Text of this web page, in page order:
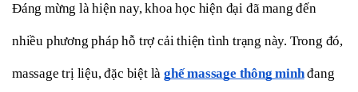
Đáng mừng là hiện nay, khoa học hiện đại đã mang đến
nhiều phương pháp hỗ trợ cải thiện tình trạng này. Trong đó,
massage trị liệu, đặc biệt là ghế massage thông minh đang